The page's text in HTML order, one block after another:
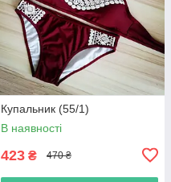
Купальник (55/1)
В наявності
423 ₴ 470 ₴